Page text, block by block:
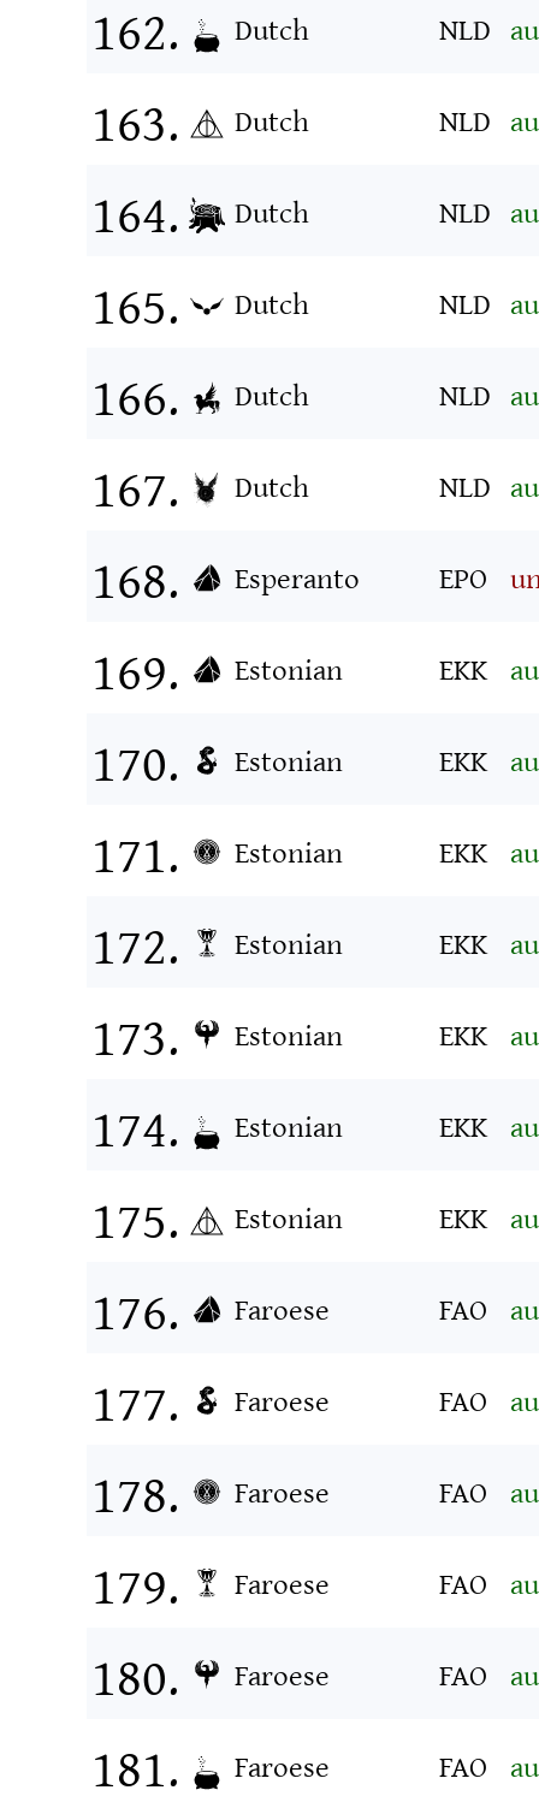
Dutch
NLD
Dutch
NLD
Dutch
NLD
Dutch
NLD
Dutch
NLD
Dutch
NLD
Esperanto
EPO
Estonian
EKK
Estonian
EKK
Estonian
EKK
Estonian
EKK
Estonian
EKK
Estonian
EKK
Estonian
EKK
Faroese
FAO
Faroese
FAO
Faroese
FAO
Faroese
FAO
Faroese
FAO
Faroese
FAO